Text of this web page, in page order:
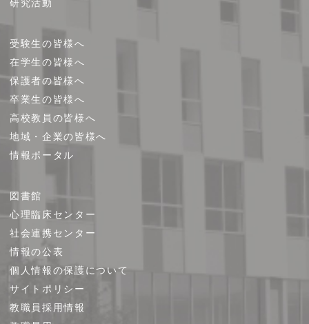
研究活動
受験生の皆様へ
在学生の皆様へ
保護者の皆様へ
卒業生の皆様へ
高校教員の皆様へ
地域・企業の皆様へ
情報ポータル
図書館
心理臨床センター
社会連携センター
情報の公表
個人情報の保護について
サイトポリシー
教職員採用情報